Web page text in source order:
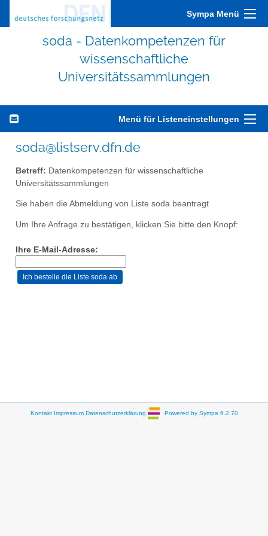
Sympa Menü
soda - Datenkompetenzen für
wissenschaftliche
Universitätssammlungen
Menü für Listeneinstellungen
soda@listserv.dfn.de
Betreff: Datenkompetenzen für wissenschaftliche
Universitätssammlungen
Sie haben die Abmeldung von Liste soda beantragt
Um Ihre Anfrage zu bestätigen, klicken Sie bitte den Knopf:
Ihre E-Mail-Adresse:
Kontakt Impressum Datenschutzerklärung Powered by Sympa 6.2.70